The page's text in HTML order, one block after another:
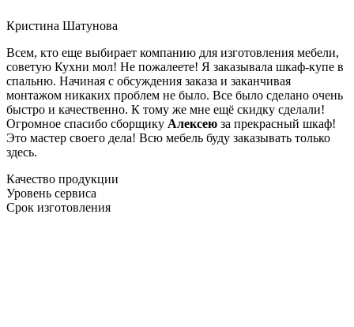
Кристина Шатунова
Всем, кто еще выбирает компанию для изготовления мебели,
советую Кухни мол! Не пожалеете! Я заказывала шкаф-купе в
спальню. Начиная с обсуждения заказа и заканчивая
монтажом никаких проблем не было. Все было сделано очень
быстро и качественно. К тому же мне ещё скидку сделали!
Огромное спасибо сборщику Алексею за прекрасный шкаф!
Это мастер своего дела! Всю мебель буду заказывать только
здесь.
Качество продукции
Уровень сервиса
Срок изготовления